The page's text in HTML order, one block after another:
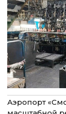
Аэропорт